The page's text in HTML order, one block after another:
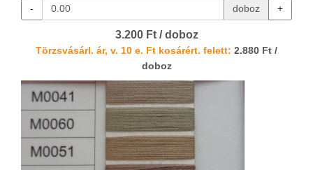
- doboz +
3.200 Ft / doboz
Törzsvásárl. ár, v. 10 e. Ft kosárért. felett: 2.880 Ft /
doboz